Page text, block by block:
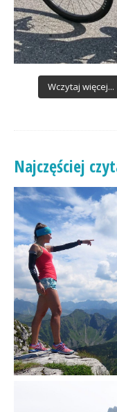
Wczytaj więcej...
Najczęściej